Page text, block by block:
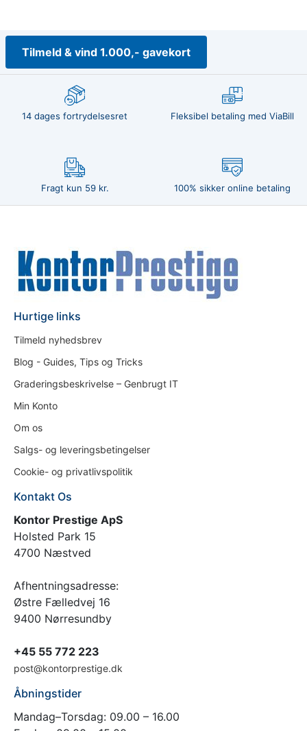
Tilmeld & vind 1.000,- gavekort
14 dages fortrydelsesret Fleksibel betaling med ViaBill
Fragt kun 59 kr. 100% sikker online betaling
Hurtige links
Tilmeld nyhedsbrev
Blog - Guides, Tips og Tricks
Graderingsbeskrivelse – Genbrugt IT
Min Konto
Om os
Salgs- og leveringsbetingelser
Cookie- og privatlivspolitik
Kontakt Os
Kontor Prestige ApS
Holsted Park 15
4700 Næstved
Afhentningsadresse:
Østre Fælledvej 16
9400 Nørresundby
+45 55 772 223
post@kontorprestige.dk
Åbningstider
Mandag–Torsdag: 09.00 – 16.00